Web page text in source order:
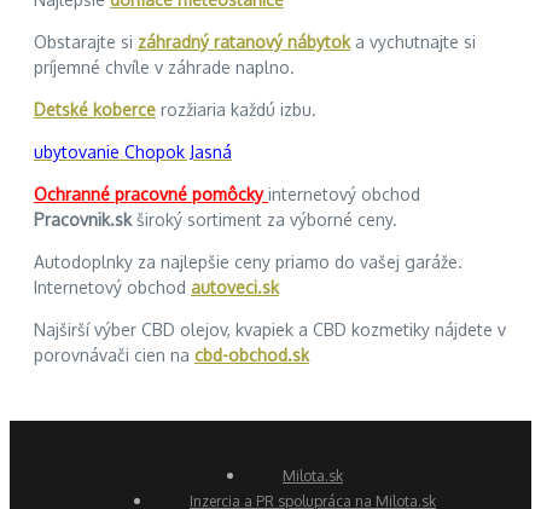
Obstarajte si záhradný ratanový nábytoka vychutnajte si
príjemné chvíle v záhrade naplno.
Detské koberce rozžiaria každú izbu.
ubytovanie Chopok Jasná
Ochranné pracovné pomôckyinternetový obchod
Pracovnik.skširoký sortiment za výborné ceny.
Autodoplnky za najlepšie ceny priamo do vašej garáže.
Internetový obchod autoveci.sk
Najširší výber CBD olejov, kvapiek a CBD kozmetiky nájdete v
porovnávači cien na cbd-obchod.sk
Milota.sk
Inzercia a PR spolupráca na Milota.sk